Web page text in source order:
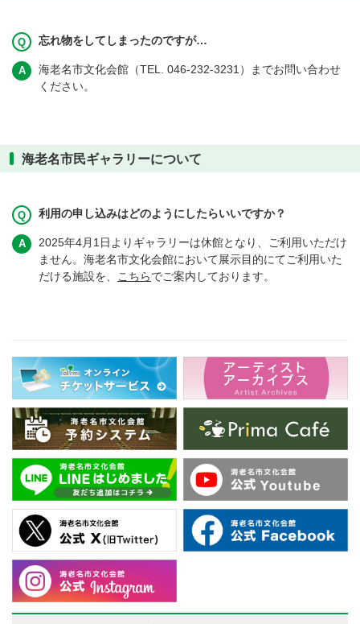
忘れ物をしてしまったのですが…
海老名市文化会館（TEL. 046-232-3231）までお問い合わせ
ください。
海老名市民ギャラリーについて
利用の申し込みはどのようにしたらいいですか？
2025年4月1日よりギャラリーは休館となり、ご利用いただけ
ません。海老名市文化会館において展示目的にてご利用いた
だける施設を、 こちらでご案内しております。